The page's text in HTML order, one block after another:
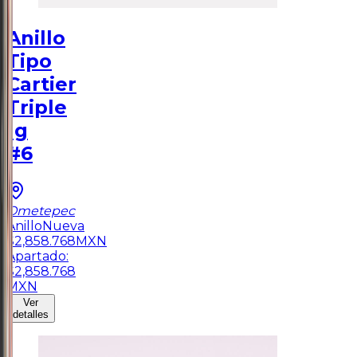
Anillo
Tipo
Cartier
Triple
1g
#6
Ometepec
Anillo Nueva
$2,858.768 MXN
Apartado:
$2,858.768
MXN
Ver
detalles